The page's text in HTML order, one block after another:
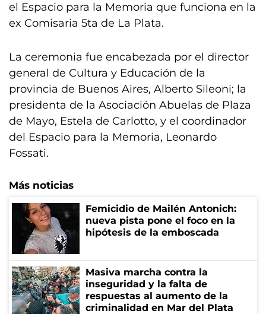
el Espacio para la Memoria que funciona en la
ex Comisaria 5ta de La Plata.
La ceremonia fue encabezada por el director
general de Cultura y Educación de la
provincia de Buenos Aires, Alberto Sileoni; la
presidenta de la Asociación Abuelas de Plaza
de Mayo, Estela de Carlotto, y el coordinador
del Espacio para la Memoria, Leonardo
Fossati.
Más noticias
Femicidio de Mailén Antonich:
nueva pista pone el foco en la
hipótesis de la emboscada
Masiva marcha contra la
inseguridad y la falta de
respuestas al aumento de la
criminalidad en Mar del Plata